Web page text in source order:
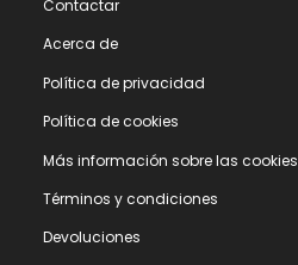
Contactar
Acerca de
Polí­tica de privacidad
Polí­tica de cookies
Más información sobre las cookies
Términos y condiciones
Devoluciones